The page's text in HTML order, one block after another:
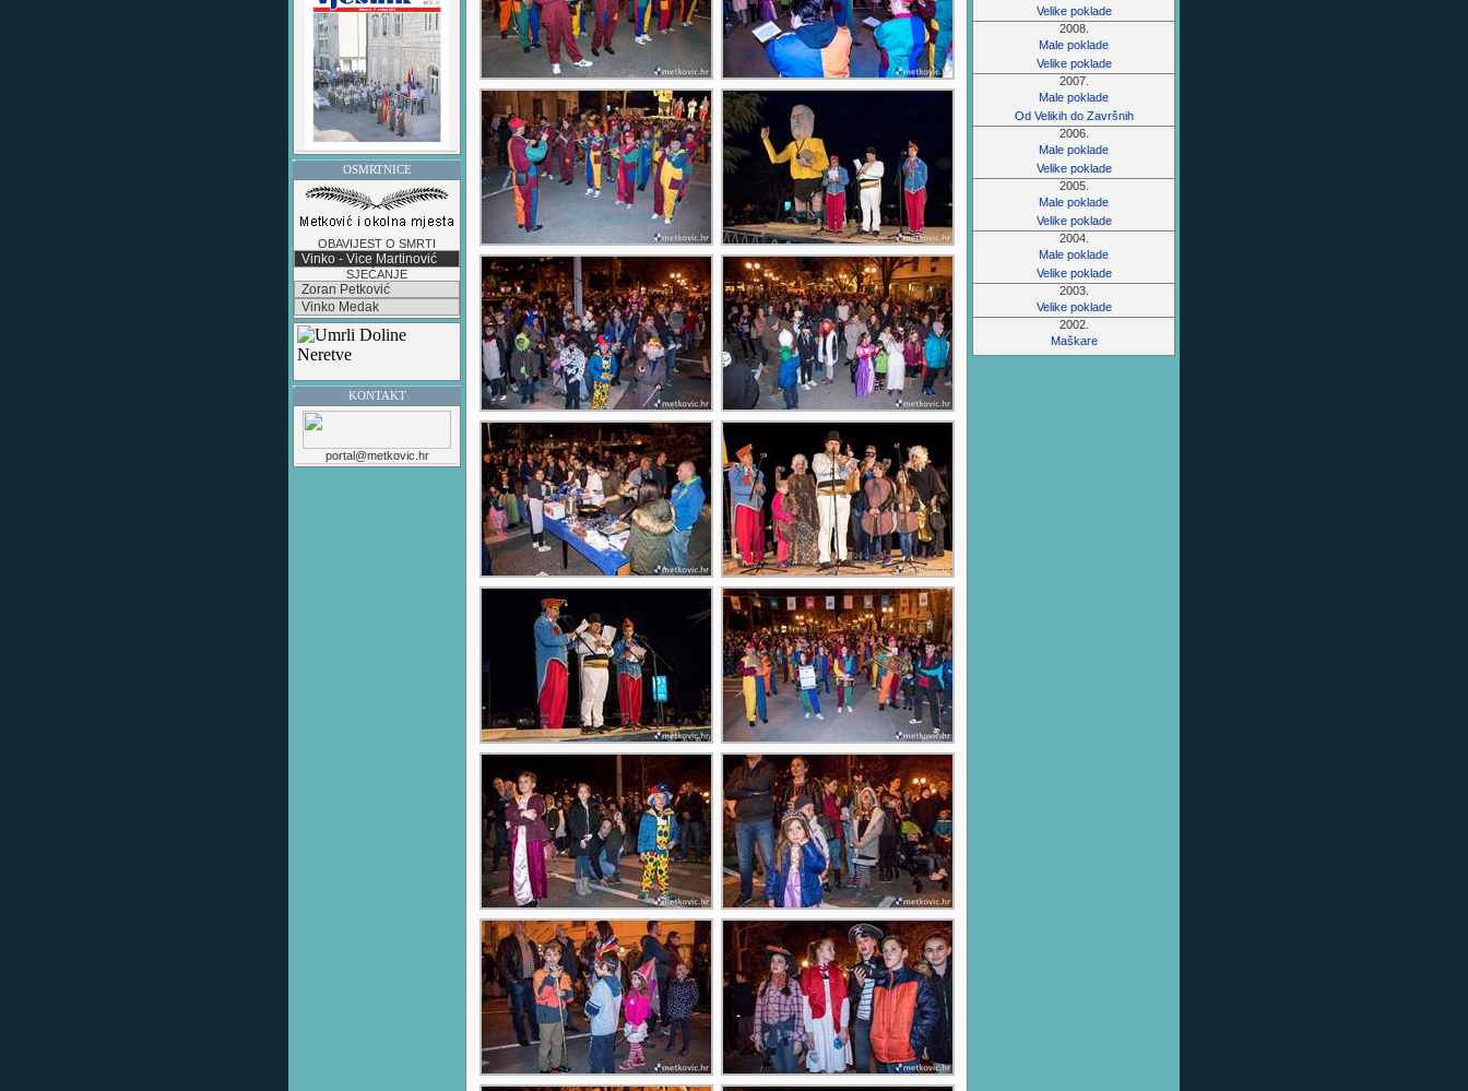
OSMRTNICE
OBAVIJEST O SMRTI
Vinko - Vice Martinović
SJEĆANJE
Zoran Petković
Vinko Medak
KONTAKT
portal@metkovic.hr
Velike poklade
2008.
Male poklade
Velike poklade
2007.
Male poklade
Od Velikih do Završnih
2006.
Male poklade
Velike poklade
2005.
Male poklade
Velike poklade
2004.
Male poklade
Velike poklade
2003.
Velike poklade
2002.
Maškare